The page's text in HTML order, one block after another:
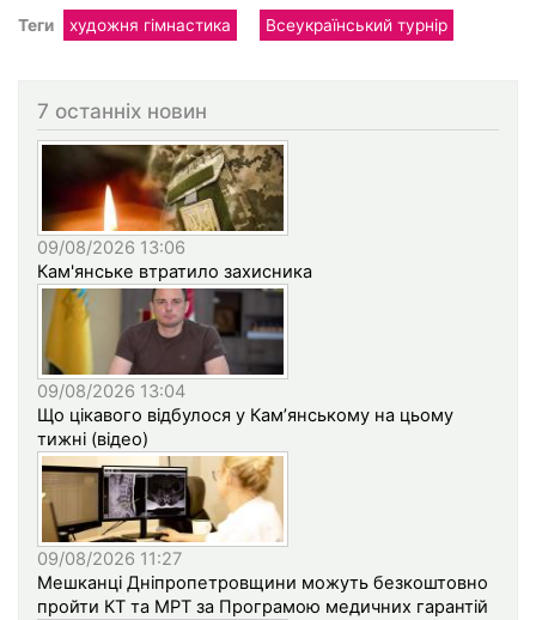
Теги художня гімнастика Всеукраїнський турнір
7 останніх новин
09/08/2026 13:06
Кам'янське втратило захисника
09/08/2026 13:04
Що цікавого відбулося у Кам’янському на цьому
тижні (відео)
09/08/2026 11:27
Мешканці Дніпропетровщини можуть безкоштовно
пройти КТ та МРТ за Програмою медичних гарантій